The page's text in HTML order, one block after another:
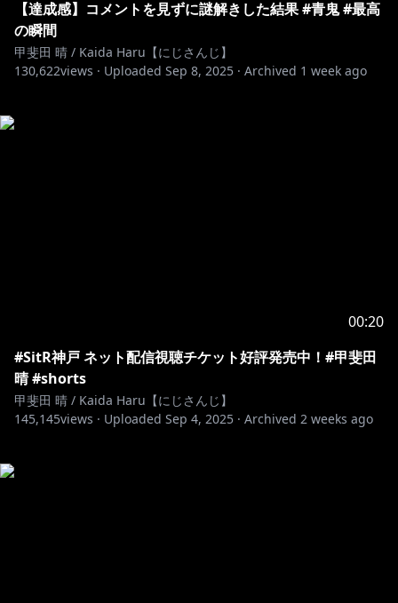
【達成感】コメントを見ずに謎解きした結果 #青鬼 #最高
の瞬間
甲斐田 晴 / Kaida Haru【にじさんじ】
130,622views · Uploaded Sep 8, 2025 · Archived 1 week ago
00:20
#SitR神戸 ネット配信視聴チケット好評発売中！#甲斐田
晴 #shorts
甲斐田 晴 / Kaida Haru【にじさんじ】
145,145views · Uploaded Sep 4, 2025 · Archived 2 weeks ago